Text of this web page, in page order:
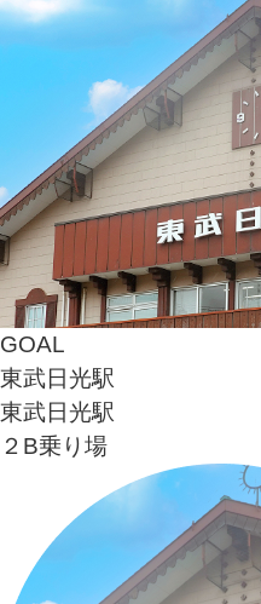
GOAL
東武日光駅
東武日光駅
２B乗り場